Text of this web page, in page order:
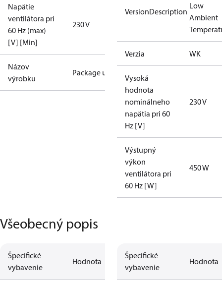
Napätie
ventilátora pri
60 Hz (max)
[V] [Min]
230 V
Názov
výrobku
Package unit
VersionDescription
Low
Ambient
Verzia WK
Vysoká
hodnota
nominálneho
napätia pri 60
Hz [V]
230 V
Výstupný
výkon
ventilátora pri
60 Hz [W]
450 W
Všeobecný popis
Špecifické
vybavenie
Hodnota
Špecifické
vybavenie
Hodnota